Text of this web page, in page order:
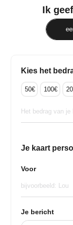
Ik
Kies het
50€ 100€
Je kaart
Voor
Je bericht